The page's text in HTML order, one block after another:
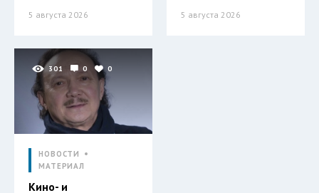
5 августа 2026 5 августа 2026
301 0 0
НОВОСТИ
МАТЕРИАЛ
Кино- и